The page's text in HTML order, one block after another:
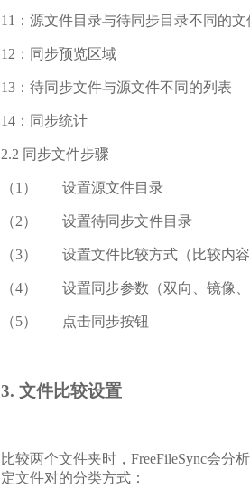
11：源文件目录与待同步目录不同的文
12：同步预览区域
13：待同步文件与源文件不同的列表
14：同步统计
2.2 同步文件步骤
（1） 设置源文件目录
（2） 设置待同步文件目录
（3） 设置文件比较方式（比较内容
（4） 设置同步参数（双向、镜像、
（5） 点击同步按钮
3. 文件比较设置
比较两个文件夹时，FreeFileSync会分
定文件对的分类方式：